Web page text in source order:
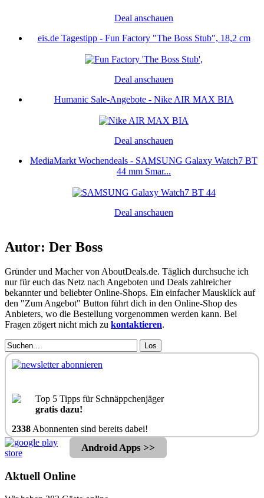
Deal anschauen
eis.de Tagestipp - Fun Factory "The Boss Stub", 18,2 cm
Deal anschauen
Humanic Sale-Angebote - Nike AIR MAX BIA
Deal anschauen
MediaMarkt Wochendeals - SAMSUNG Galaxy Watch7 BT
44 mm Smar...
Deal anschauen
Autor: Der Boss
Gründer und Macher von AboutDeals.de. Täglich durchsuche ich
nur für euch das Netz nach Angeboten und Deals zahlreicher
bekannter und beliebter Online-Shops. Ein einfacher Mausklick auf
den "Zum Angebot" Button führt dich in den Online-Shop des
Anbieters, wo die Bestellung vorgenommen werden kann. Bei
Fragen zögert nicht mich zu kontaktieren.
Los
Top 5 Tipps für Schnäppchenjäger
gratis dazu!
2338Abonnenten sind bereits dabei!
Android Apps >>
Aktuell Online